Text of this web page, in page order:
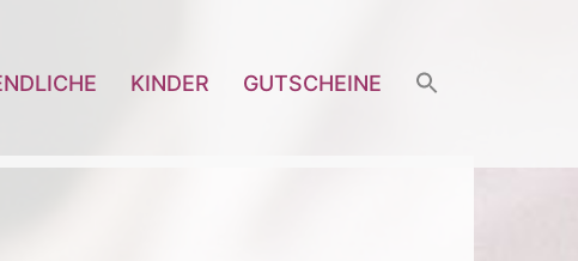
KINDER GUTSCHEINE